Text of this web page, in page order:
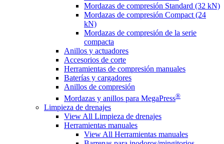
Mordazas de compresión Standard (32 kN)
Mordazas de compresión Compact (24
kN)
Mordazas de compresión de la serie
compacta
Anillos y actuadores
Accesorios de corte
Herramientas de compresión manuales
Baterías y cargadores
Anillos de compresión
Mordazas y anillos para MegaPress®
Limpieza de drenajes
View All Limpieza de drenajes
Herramientas manuales
View All Herramientas manuales